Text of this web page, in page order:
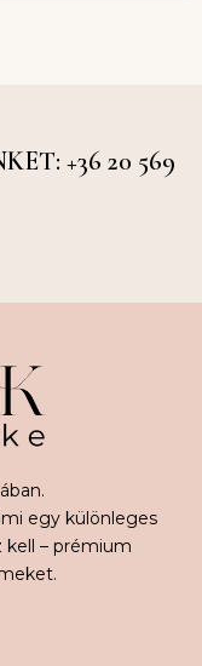
+36 20 569
egy különleges
kell – prémium